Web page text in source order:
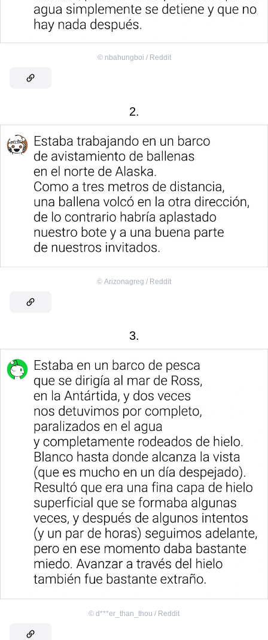
© nbahungboi / Reddit
2.
© Arizonagreg / Reddit
3.
© d***er_than_thou / Reddit